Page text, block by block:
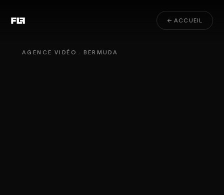
← ACCUEIL
AGENCE VIDÉO · BERMUDA